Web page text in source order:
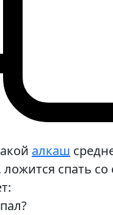
алкаш
ложится спать